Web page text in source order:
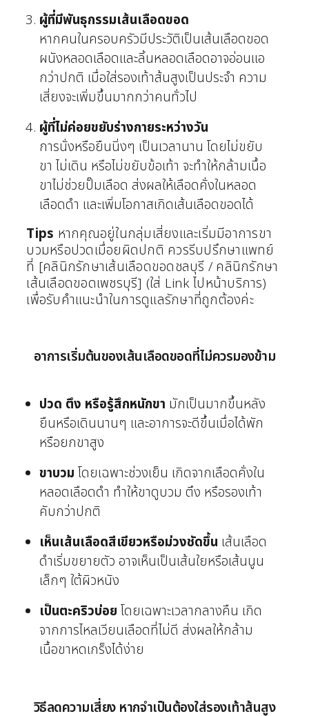
ผู้ที่มีพันธุกรรมเส้นเลือดขอด
หากคนในครอบครัวมีประวัติเป็นเส้นเลือดขอด
ผนังหลอดเลือดและลิ้นหลอดเลือดอาจอ่อนแอ
กว่าปกติ เมื่อใส่รองเท้าส้นสูงเป็นประจำ ความ
เสี่ยงจะเพิ่มขึ้นมากกว่าคนทั่วไป
ผู้ที่ไม่ค่อยขยับร่างกายระหว่างวัน
การนั่งหรือยืนนิ่งๆ เป็นเวลานาน โดยไม่ขยับ
ขา ไม่เดิน หรือไม่ขยับข้อเท้า จะทำให้กล้ามเนื้อ
ขาไม่ช่วยปั๊มเลือด ส่งผลให้เลือดคั่งในหลอด
เลือดดำ และเพิ่มโอกาสเกิดเส้นเลือดขอดได้
Tips หากคุณอยู่ในกลุ่มเสี่ยงและเริ่มมีอาการขา
บวมหรือปวดเมื่อยผิดปกติ ควรรีบปรึกษาแพทย์
ที่ [คลินิกรักษาเส้นเลือดขอดชลบุรี / คลินิกรักษา
เส้นเลือดขอดเพชรบุรี] (ใส่ Link ไปหน้าบริการ)
เพื่อรับคำแนะนำในการดูแลรักษาที่ถูกต้องค่ะ
อาการเริ่มต้นของเส้นเลือดขอดที่ไม่ควรมองข้าม
ปวด ตึง หรือรู้สึกหนักขา มักเป็นมากขึ้นหลัง
ยืนหรือเดินนานๆ และอาการจะดีขึ้นเมื่อได้พัก
หรือยกขาสูง
ขาบวม โดยเฉพาะช่วงเย็น เกิดจากเลือดคั่งใน
หลอดเลือดดำ ทำให้ขาดูบวม ตึง หรือรองเท้า
คับกว่าปกติ
เห็นเส้นเลือดสีเขียวหรือม่วงชัดขึ้น เส้นเลือด
ดำเริ่มขยายตัว อาจเห็นเป็นเส้นใยหรือเส้นนูน
เล็กๆ ใต้ผิวหนัง
เป็นตะคริวบ่อย โดยเฉพาะเวลากลางคืน เกิด
จากการไหลเวียนเลือดที่ไม่ดี ส่งผลให้กล้าม
เนื้อขาหดเกร็งได้ง่าย
วิธีลดความเสี่ยง หากจำเป็นต้องใส่รองเท้าส้นสูง